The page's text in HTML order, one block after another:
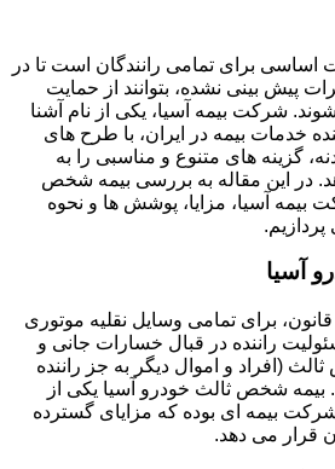
اساسی برای تمامی رانندگان است تا در
پیش بینی نشده، بتوانند از حمایت
شرکت بیمه آسیا، یکی از نام آشنا
خدمات بیمه در ایران، با طرح های
گزینه های متنوع و مناسبی را به
در این مقاله به بررسی بیمه شخص
بیمه آسیا، مزایا، پوشش ها و نحوه
آسیا
برای تمامی وسایل نقلیه موتوری
راننده در قبال خسارات جانی و
(افراد و اموال دیگر به جز راننده
شخص ثالث خودرو آسیا یکی از
بیمه ای بوده که مزایای گسترده
قرار می دهد.